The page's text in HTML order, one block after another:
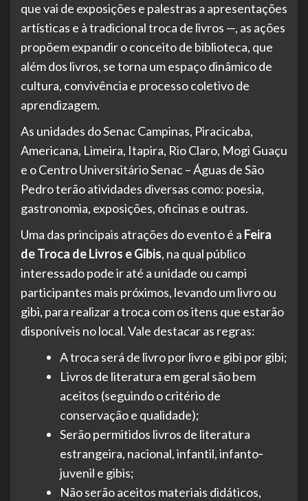
que vai de exposições e palestras a apresentações
artísticas e à tradicional troca de livros —, as ações
propõem expandir o conceito de biblioteca, que
além dos livros, se torna um espaço dinâmico de
cultura, convivência e processo coletivo de
aprendizagem.
As unidades do Senac Campinas, Piracicaba,
Americana, Limeira, Itapira, Rio Claro, Mogi Guaçu
e o Centro Universitário Senac – Águas de São
Pedro terão atividades diversas como: poesia,
gastronomia, exposições, oficinas e outras.
Uma das principais atrações do evento é a Feira
de Troca de Livros e Gibis, na qual público
interessado pode ir até a unidade ou campi
participantes mais próximos, levando um livro ou
gibi, para realizar a troca com os itens que estarão
disponíveis no local. Vale destacar as regras:
A troca será de livro por livro e gibi por gibi;
Livros de literatura em geral são bem
aceitos (seguindo o critério de
conservação e qualidade);
Serão permitidos livros de literatura
estrangeira, nacional, infantil, infanto‐
juvenil e gibis;
Não serão aceitos materiais didáticos,